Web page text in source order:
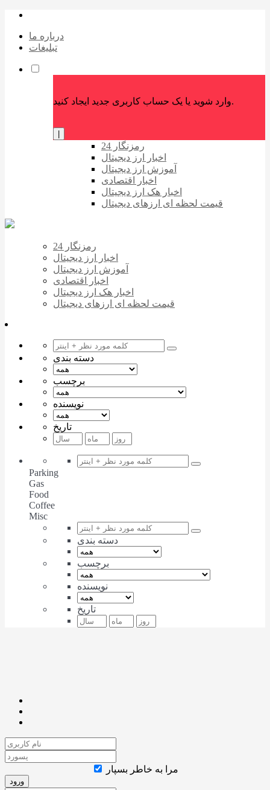
درباره ما
تبلیغات
وارد شوید یا یک حساب کاربری جدید ایجاد کنید.
رمزنگار 24
اخبار ارز دیجیتال
آموزش ارز دیجیتال
اخبار اقتصادی
اخبار هک ارز دیجیتال
قیمت لحظه ای ارزهای دیجیتال
رمزنگار 24
اخبار ارز دیجیتال
آموزش ارز دیجیتال
اخبار اقتصادی
اخبار هک ارز دیجیتال
قیمت لحظه ای ارزهای دیجیتال
دسته بندی
برچسب
نویسنده
تاریخ
Parking
Gas
Food
Coffee
Misc
دسته بندی
برچسب
نویسنده
تاریخ
مرا به خاطر بسپار